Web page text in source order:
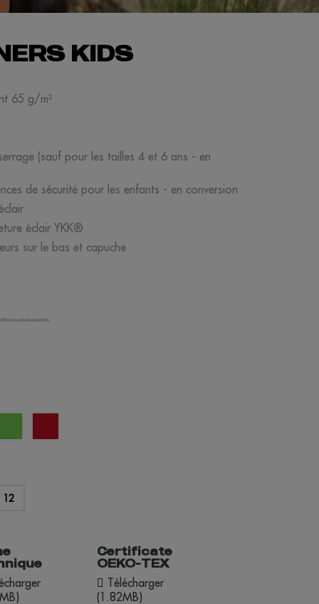
KIDS
65 g/m²
(sauf pour les tailles 4 et 6 ans - en
de sécurité pour les enfants - en conversion
éclair YKK®
sur le bas et capuche
12
Certificate
OEKO-TEX
Télécharger
(1.82MB)